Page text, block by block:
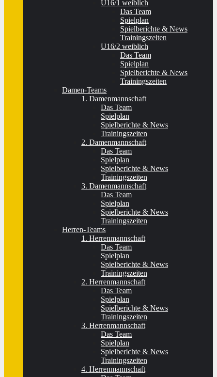
U16/1 weiblich
Das Team
Spielplan
Spielberichte & News
Trainingszeiten
U16/2 weiblich
Das Team
Spielplan
Spielberichte & News
Trainingszeiten
Damen-Teams
1. Damenmannschaft
Das Team
Spielplan
Spielberichte & News
Trainingszeiten
2. Damenmannschaft
Das Team
Spielplan
Spielberichte & News
Trainingszeiten
3. Damenmannschaft
Das Team
Spielplan
Spielberichte & News
Trainingszeiten
Herren-Teams
1. Herrenmannschaft
Das Team
Spielplan
Spielberichte & News
Trainingszeiten
2. Herrenmannschaft
Das Team
Spielplan
Spielberichte & News
Trainingszeiten
3. Herrenmannschaft
Das Team
Spielplan
Spielberichte & News
Trainingszeiten
4. Herrenmannschaft